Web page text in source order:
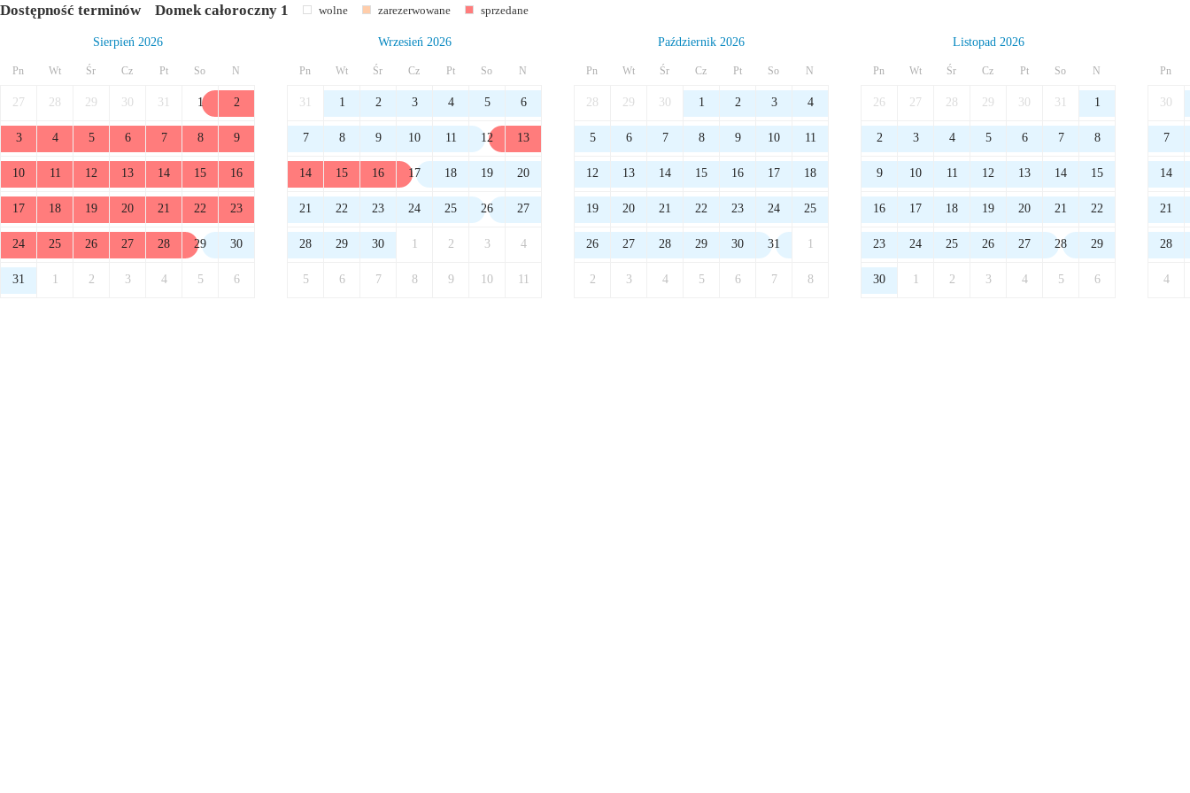
Dostępność terminów Domek całoroczny 1 wolne zarezerwowane sprzedane
Sierpień 2026
Pn Wt Śr Cz Pt So N
27 28 29 30 31 1 2
3 4 5 6 7 8 9
10 11 12 13 14 15 16
17 18 19 20 21 22 23
24 25 26 27 28 29 30
31 1 2 3 4 5 6
Wrzesień 2026
Pn Wt Śr Cz Pt So N
31 1 2 3 4 5 6
7 8 9 10 11 12 13
14 15 16 17 18 19 20
21 22 23 24 25 26 27
28 29 30 1 2 3 4
5 6 7 8 9 10 11
Październik 2026
Pn Wt Śr Cz Pt So N
28 29 30 1 2 3 4
5 6 7 8 9 10 11
12 13 14 15 16 17 18
19 20 21 22 23 24 25
26 27 28 29 30 31 1
2 3 4 5 6 7 8
Listopad 2026
Pn Wt Śr Cz Pt So N
26 27 28 29 30 31 1
2 3 4 5 6 7 8
9 10 11 12 13 14 15
16 17 18 19 20 21 22
23 24 25 26 27 28 29
30 1 2 3 4 5 6
Pn
30
7
14
21
28
4